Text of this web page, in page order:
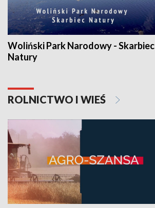
Woliński Park Narodowy - Skarbiec
Natury
ROLNICTWO I WIEŚ